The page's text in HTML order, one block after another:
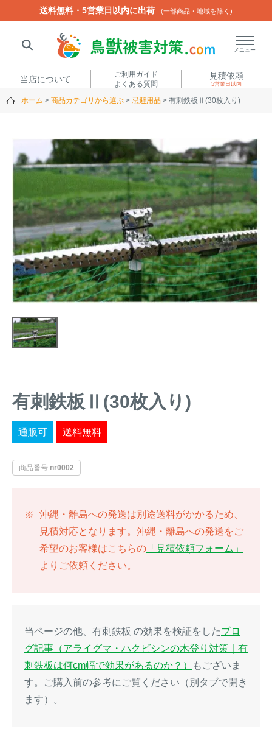
送料無料・5営業日以内に出荷 (一部商品・地域を除く)
メニュー
当店について
ご利用ガイド
よくある質問
見積依頼
5営業日以内
ホーム 商品カテゴリから選ぶ 忌避用品 有刺鉄板Ⅱ(30枚入り)
有刺鉄板Ⅱ(30枚入り)
通販可 送料無料
商品番号 nr0002
沖縄・離島への発送は別途送料がかかるため、
見積対応となります。沖縄・離島への発送をご
希望のお客様はこちらの 「見積依頼フォーム」
よりご依頼ください。
当ページの他、有刺鉄板 の効果を検証をしたブロ
グ記事（アライグマ・ハクビシンの木登り対策｜有
刺鉄板は何cm幅で効果があるのか？）
もございま
す。ご購入前の参考にご覧ください（別タブで開き
ます）。
送料無料・5営業日以内に出荷 (一部商品・地域を除く)
閉じる
ハイトシェルター侵入禁刺イノシッシ
いのししくん TREL4G-R
アニマルネット2300
アニマルセンサー
商品カテゴリから選ぶ
電気柵
トレイルカメラ（セン
サーカメラ）
屋外防犯・監視カメ
ラ（SDカード録画）
金網柵（ワイヤーメッシ
ュ柵等）
箱わな（イノシシ・シ
箱わな（アライグマ・ハ
クビシン・ネズミ等）
防獣・防鳥ネット
忌避用品
動物の種類から対策商品を選ぶ
イノシシ対策
サル対策
イタチ・テン・
マングース対策
ヌートリア対策